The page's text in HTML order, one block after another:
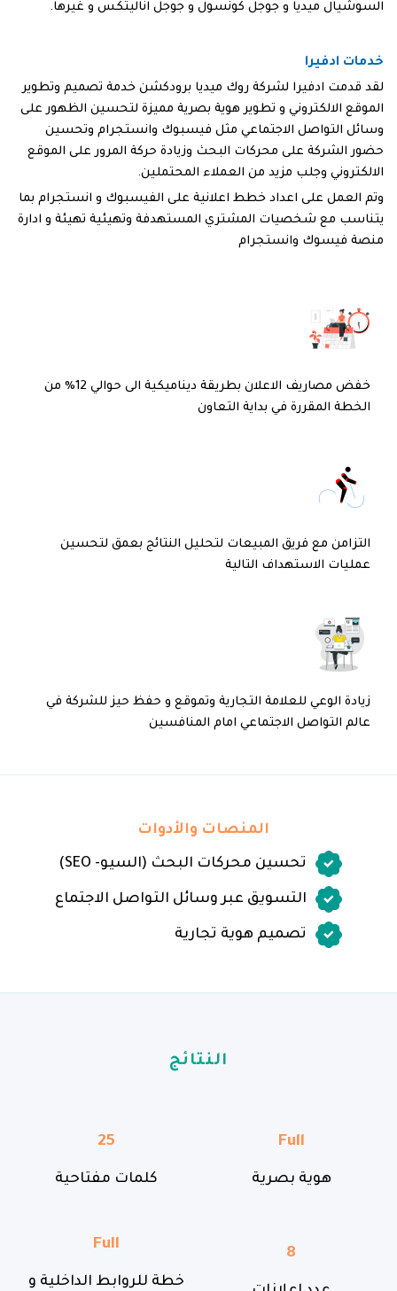
السوشيال ميديا و جوجل كونسول و جوجل اناليتكس و غيرها.
خدمات ادفيرا
لقد قدمت ادفيرا لشركة روك ميديا برودكشن خدمة تصميم وتطوير
الموقع الالكتروني و تطوير هوية بصرية مميزة لتحسين الظهور على
وسائل التواصل الاجتماعي مثل فيسبوك وانستجرام وتحسين
حضور الشركة على محركات البحث وزيادة حركة المرور على الموقع
الالكتروني وجلب مزيد من العملاء المحتملين.
وتم العمل على اعداد خطط اعلانية على الفيسبوك و انستجرام بما
يتناسب مع شخصيات المشتري المستهدفة وتهيئية تهيئة و ادارة
منصة فيسوك وانستجرام
خفض مصاريف الاعلان بطريقة ديناميكية الى حوالي 12% من
الخطة المقررة في بداية التعاون
التزامن مع فريق المبيعات لتحليل النتائج بعمق لتحسين
عمليات الاستهداف التالية
زيادة الوعي للعلامة التجارية وتموقع و حفظ حيز للشركة في
عالم التواصل الاجتماعي امام المنافسين
المنصات والأدوات
تحسين محركات البحث (السيو- SEO)
التسويق عبر وسائل التواصل الاجتماع
تصميم هوية تجارية
النتائج
25
كلمات مفتاحية
Full
هوية بصرية
Full
خطة للروابط الداخلية و
8